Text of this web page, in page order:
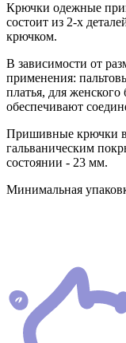
Крючки одежные
состоит из 2-х
крючком.
В зависимости от
применения:
платья, для
обеспечивают
Пришивные крючки
гальваническим
состоянии - 23 мм.
Минимальная